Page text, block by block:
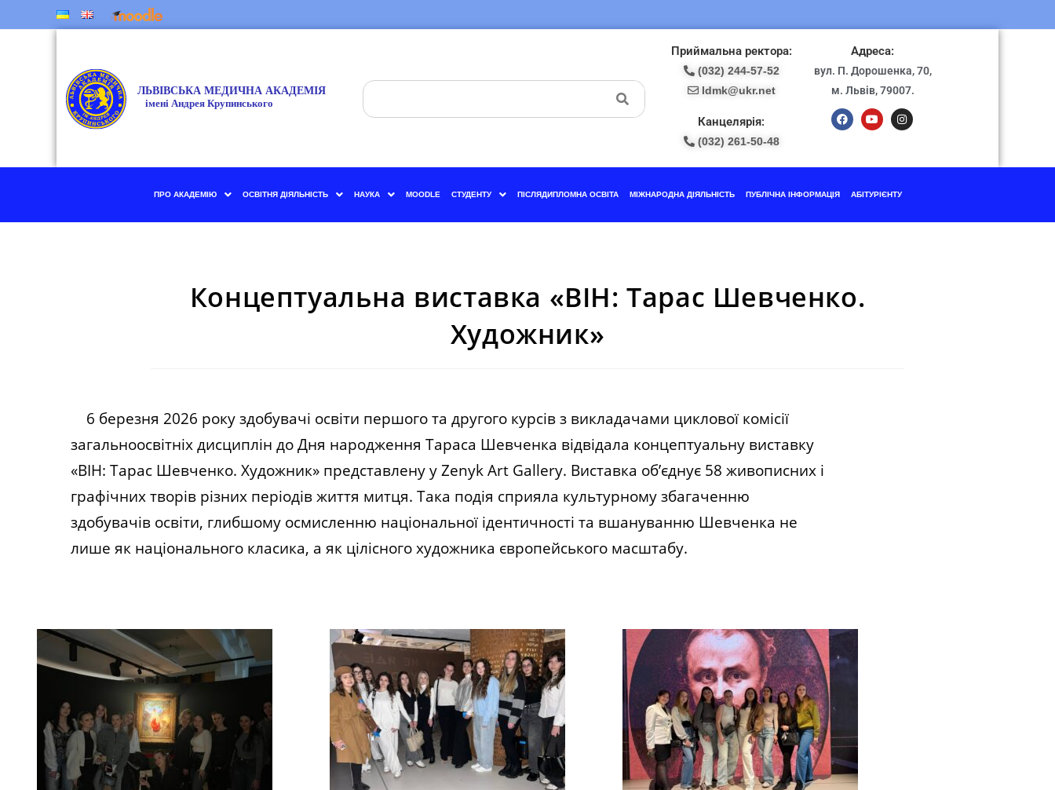
Приймальна ректора:
(032) 244-57-52
ldmk@ukr.net
Канцелярія:
(032) 261-50-48
Адреса:
вул. П. Дорошенка, 70,
м. Львів, 79007.
ПРО АКАДЕМІЮ ОСВІТНЯ ДІЯЛЬНІСТЬ НАУКА MOODLE СТУДЕНТУ ПІСЛЯДИПЛОМНА ОСВІТА МІЖНАРОДНА ДІЯЛЬНІСТЬ ПУБЛІЧНА ІНФОРМАЦІЯ АБІТУРІЄНТУ
Концептуальна виставка «ВІН: Тарас Шевченко.
Художник»
6 березня 2026 року здобувачі освіти першого та другого курсів з викладачами циклової комісії
загальноосвітніх дисциплін до Дня народження Тараса Шевченка відвідала концептуальну виставку
«ВІН: Тарас Шевченко. Художник» представлену у Zenyk Art Gallery. Виставка об’єднує 58 живописних і
графічних творів різних періодів життя митця. Така подія сприяла культурному збагаченню
здобувачів освіти, глибшому осмисленню національної ідентичності та вшануванню Шевченка не
лише як національного класика, а як цілісного художника європейського масштабу.